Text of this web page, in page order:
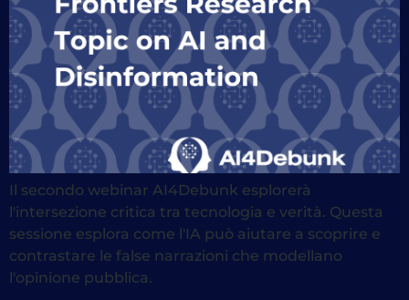
Il secondo webinar AI4Debunk esplorerà
l'intersezione critica tra tecnologia e verità. Questa
sessione esplora come l'IA può aiutare a scoprire e
contrastare le false narrazioni che modellano
l'opinione pubblica.